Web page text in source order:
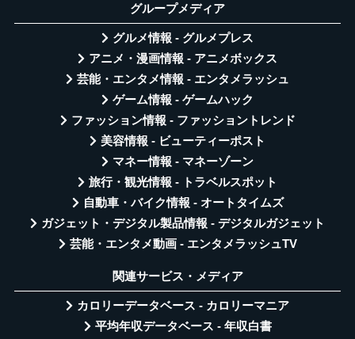
グループメディア
グルメ情報 - グルメプレス
アニメ・漫画情報 - アニメボックス
芸能・エンタメ情報 - エンタメラッシュ
ゲーム情報 - ゲームハック
ファッション情報 - ファッショントレンド
美容情報 - ビューティーポスト
マネー情報 - マネーゾーン
旅行・観光情報 - トラベルスポット
自動車・バイク情報 - オートタイムズ
ガジェット・デジタル製品情報 - デジタルガジェット
芸能・エンタメ動画 - エンタメラッシュTV
関連サービス・メディア
カロリーデータベース - カロリーマニア
平均年収データベース - 年収白書